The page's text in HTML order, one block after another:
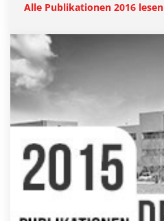
Alle Publikationen 2016 lesen